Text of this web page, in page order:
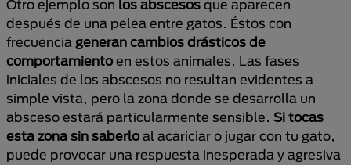
Otro ejemplo son los abscesos que aparecen
después de una pelea entre gatos. Éstos con
frecuencia generan cambios drásticos de
comportamiento en estos animales. Las fases
iniciales de los abscesos no resultan evidentes a
simple vista, pero la zona donde se desarrolla un
absceso estará particularmente sensible. Si tocas
esta zona sin saberlo al acariciar o jugar con tu gato,
puede provocar una respuesta inesperada y agresiva